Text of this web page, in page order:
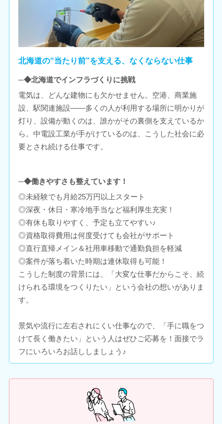
北海道の“当たり前”を支える、なくならない仕事
─◆北海道でインフラづくりに挑戦
電気は、どんな建物にも欠かせません。空港、商業施
設、駅関連施設――多くの人が利用する場所に明かりが
灯り、設備が動くのは、誰かがその裏側を支えているか
ら。中電設工業が手がけているのは、こうした社会に必
要とされ続ける仕事です。
─◆働きやすさも整えています！
◎未経験でも月給25万円以上スタート
◎深夜・休日・寒冷地手当など福利厚生充実！
◎有休も取りやすく、予定も立てやすい♪
◎資格取得費用は何度受けても会社がサポート
◎直行直帰メイン＆社用車移動で通勤負担を軽減
◎案件が落ち着いた時期は連休取得も可能！
こうした制度の背景には、「大変な仕事だからこそ、続
けられる環境をつくりたい」という会社の想いがありま
す。
景気や流行に左右されにくい仕事なので、「手に職をつ
けて長く働きたい」という人はぜひご応募を！面接でラ
フにいろいろお話ししましょう♪